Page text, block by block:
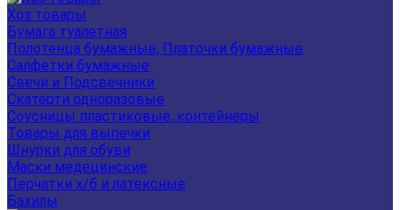
Хоз товары
Бумага туалетная
Полотенца бумажные, Платочки бумажные
Салфетки бумажные
Свечи и Подсвечники
Скатерти одноразовые
Соусницы пластиковые, контейнеры
Товары для выпечки
Шнурки для обуви
Маски медецинские
Перчатки х/б и латексные
Бахилы